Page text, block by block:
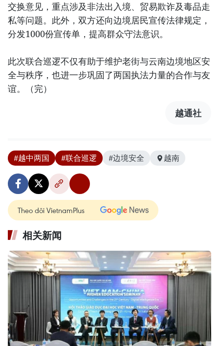
交换意见，重点涉及非法出入境、贸易欺诈及毒品走
私等问题。此外，双方还向边境居民宣传法律规定，
分发1000份宣传单，提高群众守法意识。
此次联合巡逻不仅有助于维护老街与云南边境地区安
全与秩序，也进一步巩固了两国执法力量的合作与友
谊。（完）
越通社
#越中两国 #联合巡逻 #边境安全 越南
Theo dõi VietnamPlus
相关新闻